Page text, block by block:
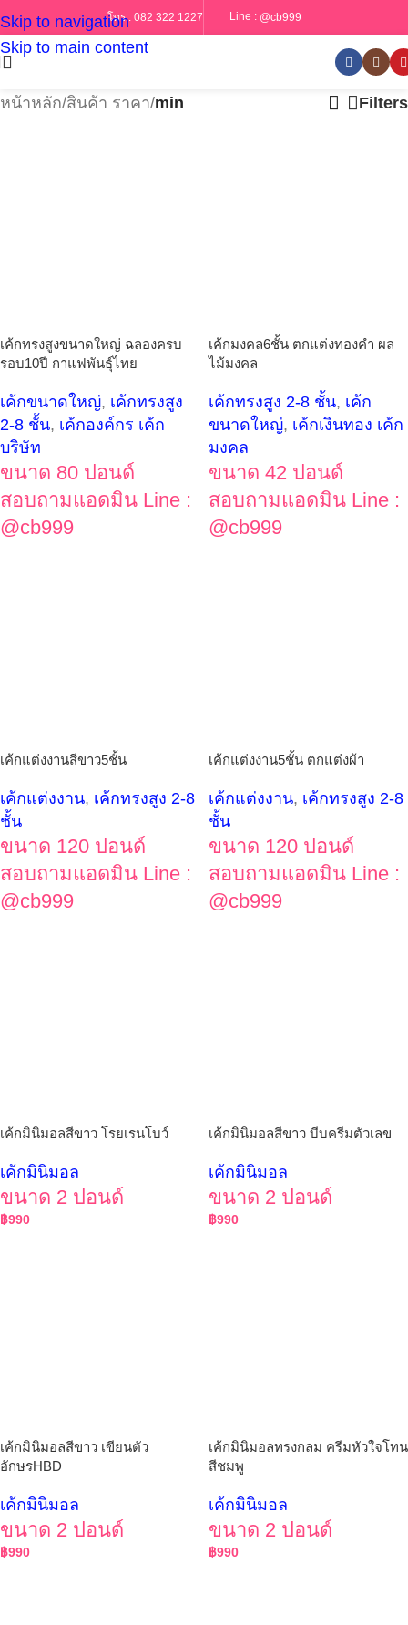
Skip to navigation
Skip to main content
โทร : 082 322 1227 Line : @cb999
หน้าหลัก/สินค้า ราคา/min Filters
เค้กทรงสูงขนาดใหญ่ ฉลองครบ
รอบ10ปี กาแฟพันธุ์ไทย
เค้กขนาดใหญ่, เค้กทรงสูง
2-8 ชั้น, เค้กองค์กร เค้ก
บริษัท
ขนาด 80 ปอนด์
สอบถามแอดมิน Line :
@cb999
เค้กมงคล6ชั้น ตกแต่งทองคำ ผล
ไม้มงคล
เค้กทรงสูง 2-8 ชั้น, เค้ก
ขนาดใหญ่, เค้กเงินทอง เค้ก
มงคล
ขนาด 42 ปอนด์
สอบถามแอดมิน Line :
@cb999
เค้กแต่งงานสีขาว5ชั้น
เค้กแต่งงาน, เค้กทรงสูง 2-8
ชั้น
ขนาด 120 ปอนด์
สอบถามแอดมิน Line :
@cb999
เค้กแต่งงาน5ชั้น ตกแต่งผ้า
เค้กแต่งงาน, เค้กทรงสูง 2-8
ชั้น
ขนาด 120 ปอนด์
สอบถามแอดมิน Line :
@cb999
เค้กมินิมอลสีขาว โรยเรนโบว์
เค้กมินิมอล
ขนาด 2 ปอนด์
฿990
เค้กมินิมอลสีขาว บีบครีมตัวเลข
เค้กมินิมอล
ขนาด 2 ปอนด์
฿990
เค้กมินิมอลสีขาว เขียนตัว
อักษรHBD
เค้กมินิมอล
ขนาด 2 ปอนด์
฿990
เค้กมินิมอลทรงกลม ครีมหัวใจโทน
สีชมพู
เค้กมินิมอล
ขนาด 2 ปอนด์
฿990